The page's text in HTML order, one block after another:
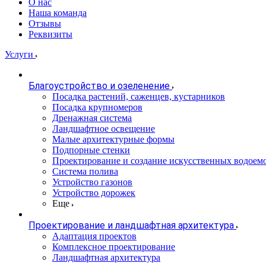
О нас
Наша команда
Отзывы
Реквизиты
Услуги
Благоустройство и озеленение
Посадка растений, саженцев, кустарников
Посадка крупномеров
Дренажная система
Ландшафтное освещение
Малые архитектурные формы
Подпорные стенки
Проектирование и создание искусственных
Система полива
Устройство газонов
Устройство дорожек
Еще
Проектирование и ландшафтная архитектура
Адаптация проектов
Комплексное проектирование
Ландшафтная архитектура